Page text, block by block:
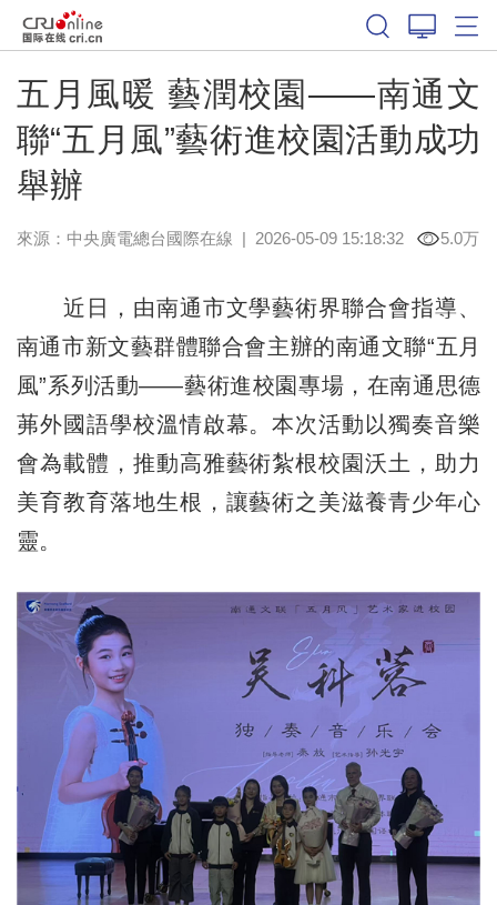
五月風暖 藝潤校園——南通文
聯“五月風”藝術進校園活動成功
舉辦
來源：中央廣電總台國際在線 | 2026-05-09 15:18:32 5.0万
近日，由南通市文學藝術界聯合會指導、
南通市新文藝群體聯合會主辦的南通文聯“五月
風”系列活動——藝術進校園專場，在南通思德
茀外國語學校溫情啟幕。本次活動以獨奏音樂
會為載體，推動高雅藝術紮根校園沃土，助力
美育教育落地生根，讓藝術之美滋養青少年心
靈。